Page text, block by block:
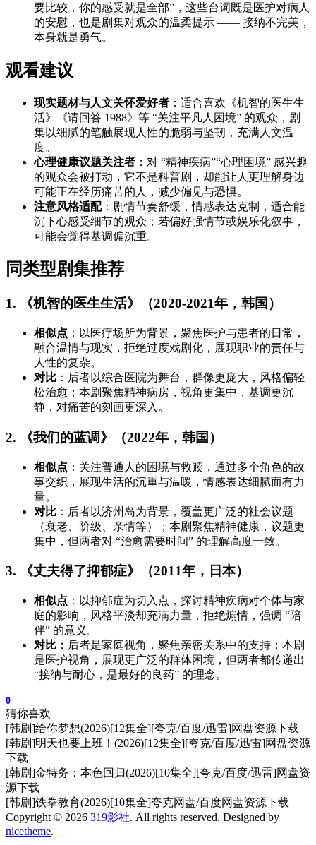
要比较，你的感受就是全部”，这些台词既是医护对病人
的安慰，也是剧集对观众的温柔提示 —— 接纳不完美，
本身就是勇气。
观看建议
现实题材与人文关怀爱好者 ：适合喜欢《机智的医生生
活》《请回答 1988》等 “关注平凡人困境” 的观众，剧
集以细腻的笔触展现人性的脆弱与坚韧，充满人文温
度。
心理健康议题关注者 ：对 “精神疾病”“心理困境” 感兴趣
的观众会被打动，它不是科普剧，却能让人更理解身边
可能正在经历痛苦的人，减少偏见与恐惧。
注意风格适配：剧情节奏舒缓，情感表达克制，适合能
沉下心感受细节的观众；若偏好强情节或娱乐化叙事，
可能会觉得基调偏沉重。
同类型剧集推荐
1. 《机智的医生生活》（2020-2021年，韩国）
相似点 ：以医疗场所为背景，聚焦医护与患者的日常，
融合温情与现实，拒绝过度戏剧化，展现职业的责任与
人性的复杂。
对比 ：后者以综合医院为舞台，群像更庞大，风格偏轻
松治愈；本剧聚焦精神病房，视角更集中，基调更沉
静，对痛苦的刻画更深入。
2. 《我们的蓝调》（2022年，韩国）
相似点 ：关注普通人的困境与救赎，通过多个角色的故
事交织，展现生活的沉重与温暖，情感表达细腻而有力
量。
对比 ：后者以济州岛为背景，覆盖更广泛的社会议题
（衰老、阶级、亲情等）；本剧聚焦精神健康，议题更
集中，但两者对 “治愈需要时间” 的理解高度一致。
3. 《丈夫得了抑郁症》（2011年，日本）
相似点 ：以抑郁症为切入点，探讨精神疾病对个体与家
庭的影响，风格平淡却充满力量，拒绝煽情，强调 “陪
伴” 的意义。
对比 ：后者是家庭视角，聚焦亲密关系中的支持；本剧
是医护视角，展现更广泛的群体困境，但两者都传递出
“接纳与耐心，是最好的良药” 的理念。
0
猜你喜欢
[韩剧]给你梦想(2026)[12集全][夸克/百度/迅雷]网盘资源下载
[韩剧]明天也要上班！(2026)[12集全][夸克/百度/迅雷]网盘资源
下载
[韩剧]金特务：本色回归(2026)[10集全][夸克/百度/迅雷]网盘资
源下载
[韩剧]铁拳教育(2026)[10集全]夸克网盘/百度网盘资源下载
Copyright © 2026 319影社. All rights reserved. Designed by
nicetheme.